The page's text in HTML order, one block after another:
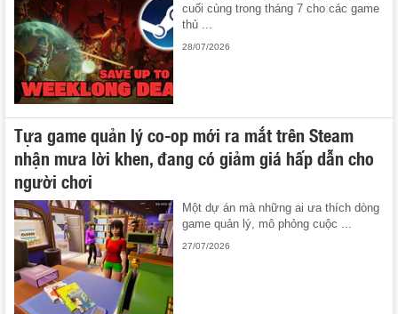
cuối cùng trong tháng 7 cho các game
thủ ...
28/07/2026
Tựa game quản lý co-op mới ra mắt trên Steam
nhận mưa lời khen, đang có giảm giá hấp dẫn cho
người chơi
Một dự án mà những ai ưa thích dòng
game quản lý, mô phỏng cuộc ...
27/07/2026